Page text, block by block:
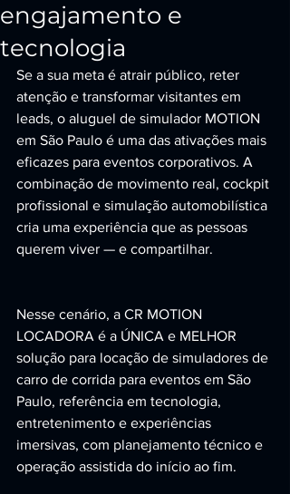
engajamento e
tecnologia
Se a sua meta é atrair público, reter
atenção e transformar visitantes em
leads, o aluguel de simulador MOTION
em São Paulo é uma das ativações mais
eficazes para eventos corporativos. A
combinação de movimento real, cockpit
profissional e simulação automobilística
cria uma experiência que as pessoas
querem viver — e compartilhar.
Nesse cenário, a CR MOTION
LOCADORA é a ÚNICA e MELHOR
solução para locação de simuladores de
carro de corrida para eventos em São
Paulo, referência em tecnologia,
entretenimento e experiências
imersivas, com planejamento técnico e
operação assistida do início ao fim.